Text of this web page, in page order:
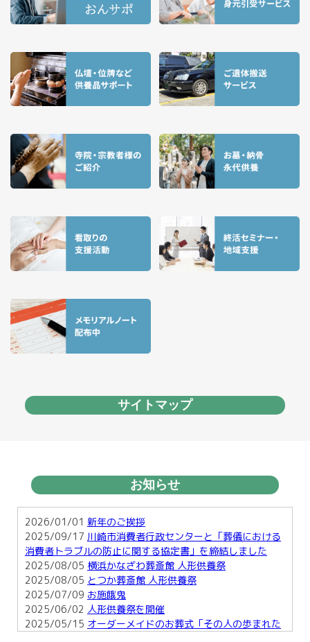
サイトマップ
お知らせ
2026/01/01 新年のご挨拶
2025/09/17 川崎市消費者行政センターと「葬儀における
消費者トラブルの防止に関する協定書」を締結しました
2025/08/05 横浜かなざわ葬斎館 人形供養祭
2025/08/05 とつか葬斎館 人形供養祭
2025/07/09 お施餓鬼
2025/06/02 人形供養祭を開催
2025/05/15 オーダーメイドのお葬式「その人の歩まれた